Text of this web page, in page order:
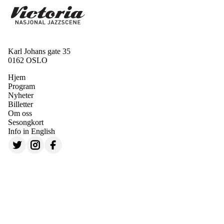
Karl Johans gate 35
0162 OSLO
Hjem
Program
Nyheter
Billetter
Om oss
Sesongkort
Info in English